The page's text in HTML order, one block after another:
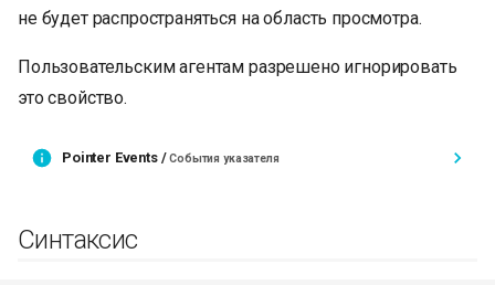
не будет распространяться на область просмотра.
Пользовательским агентам разрешено игнорировать
это свойство.
Pointer Events /События указателя
Синтаксис